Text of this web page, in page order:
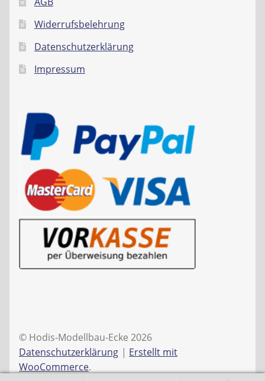
Widerrufsbelehrung
Datenschutzerklärung
Impressum
© Hodis-Modellbau-Ecke 2026
Datenschutzerklärung
Erstellt mit
WooCommerce.